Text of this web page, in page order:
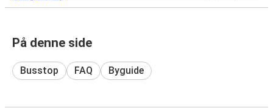
På denne side
Busstop FAQ Byguide